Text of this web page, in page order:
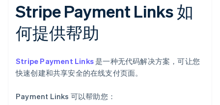
Stripe Payment Links 如
何提供帮助
Stripe Payment Links 是一种无代码解决方案，可让您
快速创建和共享安全的在线支付页面。
Payment Links 可以帮助您：